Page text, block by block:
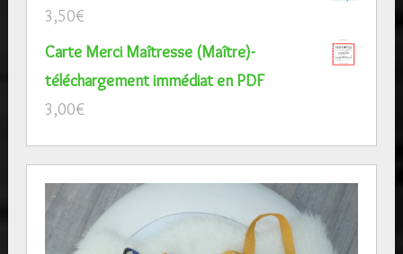
3,50€
Carte Merci Maîtresse (Maître)-
téléchargement immédiat en PDF
3,00€